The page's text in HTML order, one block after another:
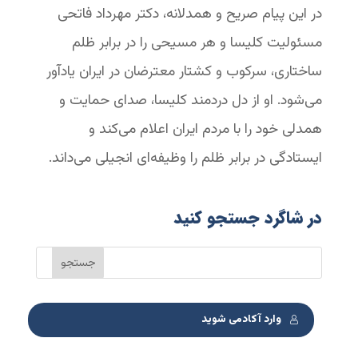
در این پیام صریح و همدلانه، دکتر مهرداد فاتحی
مسئولیت کلیسا و هر مسیحی را در برابر ظلم
ساختاری، سرکوب و کشتار معترضان در ایران یادآور
می‌شود. او از دل دردمند کلیسا، صدای حمایت و
همدلی خود را با مردم ایران اعلام می‌کند و
ایستادگی در برابر ظلم را وظیفه‌ای انجیلی می‌داند.
در شاگرد جستجو کنید
وارد آکادمی شوید